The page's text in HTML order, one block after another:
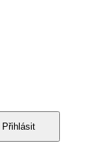
Přihlásit